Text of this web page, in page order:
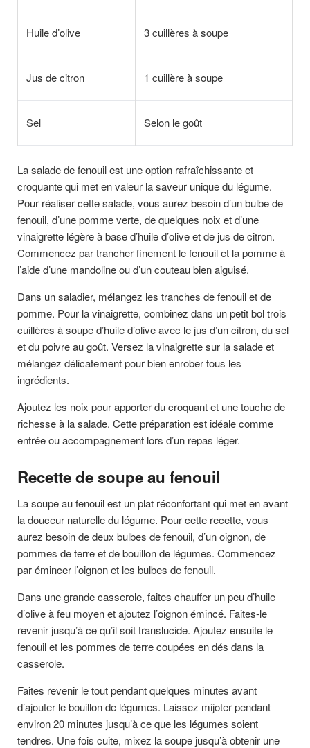
Huile d’olive 3 cuillères à soupe
Jus de citron 1 cuillère à soupe
Sel Selon le goût
La salade de fenouil est une option rafraîchissante et
croquante qui met en valeur la saveur unique du légume.
Pour réaliser cette salade, vous aurez besoin d’un bulbe de
fenouil, d’une pomme verte, de quelques noix et d’une
vinaigrette légère à base d’huile d’olive et de jus de citron.
Commencez par trancher finement le fenouil et la pomme à
l’aide d’une mandoline ou d’un couteau bien aiguisé.
Dans un saladier, mélangez les tranches de fenouil et de
pomme. Pour la vinaigrette, combinez dans un petit bol trois
cuillères à soupe d’huile d’olive avec le jus d’un citron, du sel
et du poivre au goût. Versez la vinaigrette sur la salade et
mélangez délicatement pour bien enrober tous les
ingrédients.
Ajoutez les noix pour apporter du croquant et une touche de
richesse à la salade. Cette préparation est idéale comme
entrée ou accompagnement lors d’un repas léger.
Recette de soupe au fenouil
La soupe au fenouil est un plat réconfortant qui met en avant
la douceur naturelle du légume. Pour cette recette, vous
aurez besoin de deux bulbes de fenouil, d’un oignon, de
pommes de terre et de bouillon de légumes. Commencez
par émincer l’oignon et les bulbes de fenouil.
Dans une grande casserole, faites chauffer un peu d’huile
d’olive à feu moyen et ajoutez l’oignon émincé. Faites-le
revenir jusqu’à ce qu’il soit translucide. Ajoutez ensuite le
fenouil et les pommes de terre coupées en dés dans la
casserole.
Faites revenir le tout pendant quelques minutes avant
d’ajouter le bouillon de légumes. Laissez mijoter pendant
environ 20 minutes jusqu’à ce que les légumes soient
tendres. Une fois cuite, mixez la soupe jusqu’à obtenir une